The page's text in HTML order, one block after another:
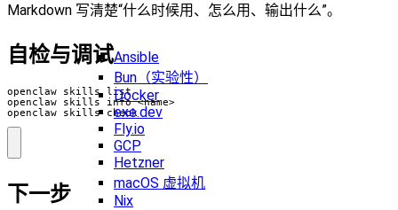
Ansible
Bun（实验性）
Docker
exe.dev
Fly.io
GCP
Hetzner
macOS 虚拟机
Nix
Markdown 写清楚“什么时候用、怎么用、输出什么”。
自检与调试
openclaw skills check
下一步